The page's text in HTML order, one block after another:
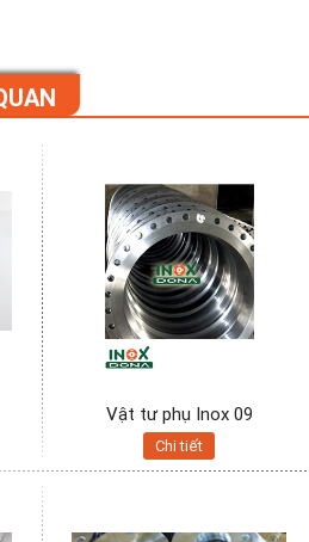
Vật tư phụ Inox 09
Chi tiết